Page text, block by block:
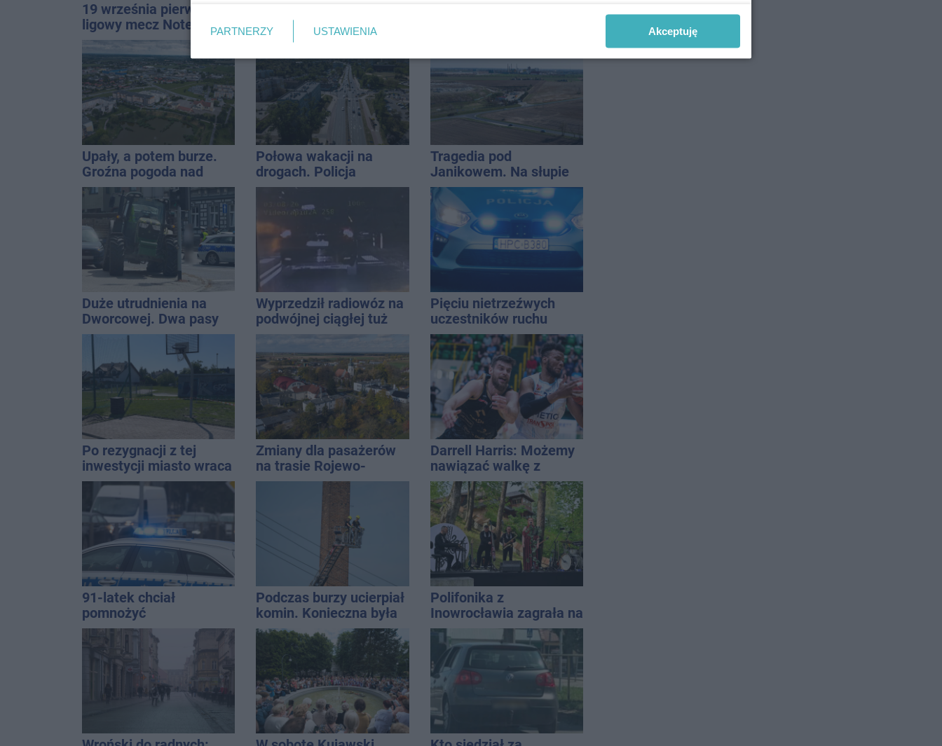
19 września pierwszy
ligowy mecz Noteci.
Znamy cały terminarz
lat temu kolarze
startowali z
Inowrocławia
Upały, a potem burze.
Groźna pogoda nad
naszym regionem
Połowa wakacji na
drogach. Policja
podsumowała lipiec
Tragedia pod
Janikowem. Na słupie
energetycznym
znaleziono ciało
mężczyzny
Duże utrudnienia na
Dworcowej. Dwa pasy
blokowała przyczepa od
Wyprzedził radiowóz na
podwójnej ciągłej tuż
przed pasami
Pięciu nietrzeźwych
uczestników ruchu
wpadło w ręce policji.
Rekordzista miał 2,6
promila
Po rezygnacji z tej
inwestycji miasto wraca
do tematu
Zmiany dla pasażerów
na trasie Rojewo-
Inowrocław
Darrell Harris: Możemy
nawiązać walkę z
każdym w tej lidze
91-latek chciał
pomnożyć
oszczędności. Stracił
ponad 10 tys. zł
Podczas burzy ucierpiał
komin. Konieczna była
interwencja strażaków
Polifonika z
Inowrocławia zagrała na
Harendzie. Muzyczny
hołd dla Jana
Kasprowicza
PARTNERZY USTAWIENIA Akceptuję